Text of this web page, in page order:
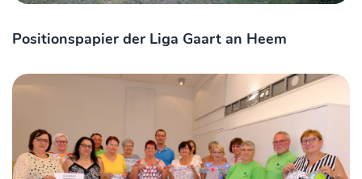
Positionspapier der Liga Gaart an Heem